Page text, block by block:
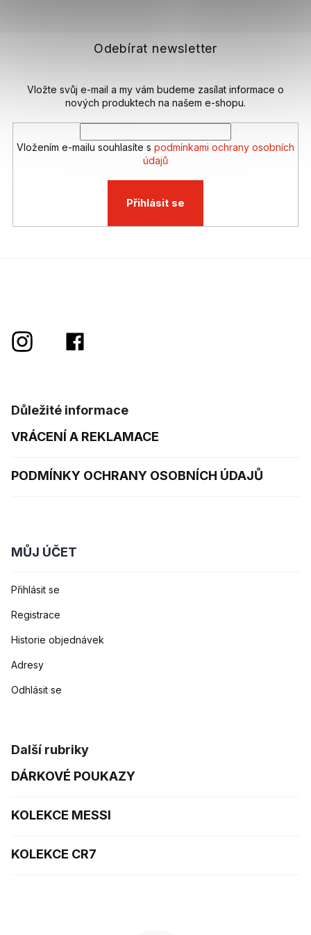
Odebírat newsletter
Vložte svůj e-mail a my vám budeme zasílat informace o
nových produktech na našem e-shopu.
Vložením e-mailu souhlasíte s podmínkami ochrany osobních
údajů
Přihlásit se
Důležité informace
VRÁCENÍ A REKLAMACE
PODMÍNKY OCHRANY OSOBNÍCH ÚDAJŮ
MŮJ ÚČET
Přihlásit se
Registrace
Historie objednávek
Adresy
Odhlásit se
Další rubriky
DÁRKOVÉ POUKAZY
KOLEKCE MESSI
KOLEKCE CR7